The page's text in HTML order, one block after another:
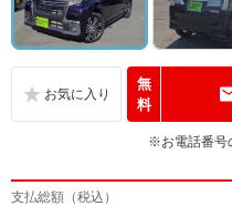
無
料
※お電話番号
支払総額（税込）